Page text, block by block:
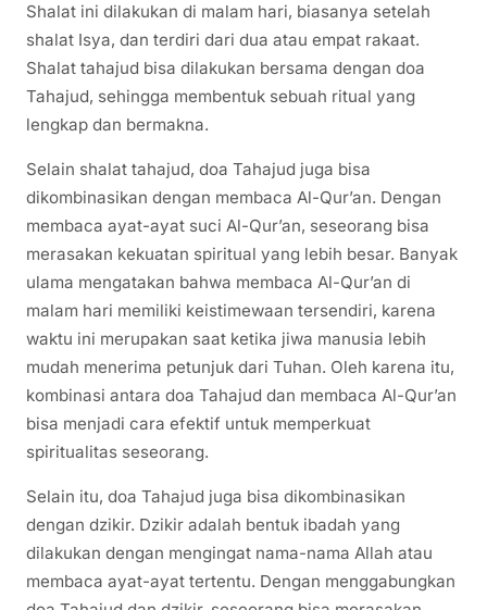
Shalat ini dilakukan di malam hari, biasanya setelah
shalat Isya, dan terdiri dari dua atau empat rakaat.
Shalat tahajud bisa dilakukan bersama dengan doa
Tahajud, sehingga membentuk sebuah ritual yang
lengkap dan bermakna.
Selain shalat tahajud, doa Tahajud juga bisa
dikombinasikan dengan membaca Al-Qur’an. Dengan
membaca ayat-ayat suci Al-Qur’an, seseorang bisa
merasakan kekuatan spiritual yang lebih besar. Banyak
ulama mengatakan bahwa membaca Al-Qur’an di
malam hari memiliki keistimewaan tersendiri, karena
waktu ini merupakan saat ketika jiwa manusia lebih
mudah menerima petunjuk dari Tuhan. Oleh karena itu,
kombinasi antara doa Tahajud dan membaca Al-Qur’an
bisa menjadi cara efektif untuk memperkuat
spiritualitas seseorang.
Selain itu, doa Tahajud juga bisa dikombinasikan
dengan dzikir. Dzikir adalah bentuk ibadah yang
dilakukan dengan mengingat nama-nama Allah atau
membaca ayat-ayat tertentu. Dengan menggabungkan